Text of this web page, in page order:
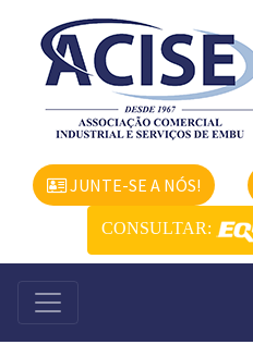
JUNTE-SE A NÓS!
CONSULTAR: